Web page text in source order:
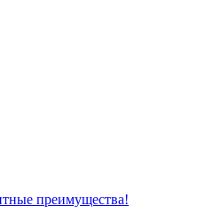
преимущества!